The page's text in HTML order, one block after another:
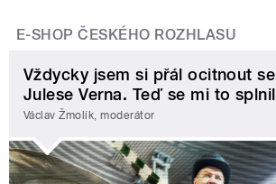
E-SHOP ČESKÉHO ROZHLASU
Vždycky jsem si přál ocitnout
Julese Verna. Teď se mi to
Václav Žmolík, moderátor